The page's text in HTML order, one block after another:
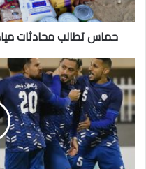
حماس تطالب محادثات
الشباب
يفوز
على
الجهراء
2-